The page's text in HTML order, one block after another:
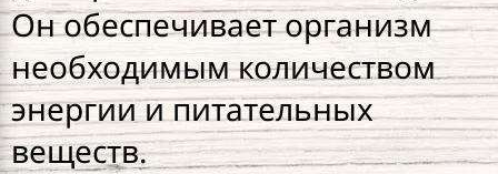
Он обеспечивает организм
необходимым количеством
энергии и питательных
веществ.